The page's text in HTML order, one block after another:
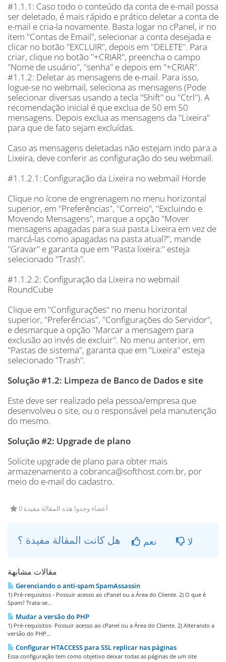
#1.1.1: Caso todo o conteúdo da conta de e-mail possa
ser deletado, é mais rápido e prático deletar a conta de
e-mail e cria-la novamente. Basta logar no cPanel, ir no
item "Contas de Email", selecionar a conta desejada e
clicar no botão "EXCLUIR", depois em "DELETE". Para
criar, clique no botão "+CRIAR", preencha o campo
"Nome de usuário", "senha" e depois em "+CRIAR".
#1.1.2: Deletar as mensagens de e-mail. Para isso,
logue-se no webmail, seleciona as mensagens (Pode
selecionar diversas usando a tecla "Shift" ou "Ctrl"). A
recomendação inicial é que exclua de 50 em 50
mensagens. Depois exclua as mensagens da "Lixeira"
para que de fato sejam excluídas.
Caso as mensagens deletadas não estejam indo para a
Lixeira, deve conferir as configuração do seu webmail.
#1.1.2.1: Configuração da Lixeira no webmail Horde
Clique no ícone de engrenagem no menu horizontal
superior, em "Preferências", "Correio", "Excluindo e
Movendo Mensagens", marque a opção "Mover
mensagens apagadas para sua pasta Lixeira em vez de
marcá-las como apagadas na pasta atual?", mande
"Gravar" e garanta que em "Pasta lixeira:" esteja
selecionado "Trash".
#1.1.2.2: Configuração da Lixeira no webmail
RoundCube
Clique em "Configurações" no menu horizontal
superior, "Preferências", "Configurações do Servidor",
e desmarque a opção "Marcar a mensagem para
exclusão ao invés de excluir". No menu anterior, em
"Pastas de sistema", garanta que em "Lixeira" esteja
selecionado "Trash".
Solução #1.2: Limpeza de Banco de Dados e site
Este deve ser realizado pela pessoa/empresa que
desenvolveu o site, ou o responsável pela manutenção
do mesmo.
Solução #2: Upgrade de plano
Solicite upgrade de plano para obter mais
armazenamento a cobranca@softhost.com.br, por
meio do e-mail do cadastro.
0 أعضاء وجدوا هذه المقالة مفيدة
نعم لا
مقالات مشابهة
Gerenciando o anti-spam SpamAssassin
1) Pré-requisitos - Possuir acesso ao cPanel ou a Área do Cliente. 2) O que é
Spam? Trata-se...
Mudar a versão do PHP
1) Pré-requisitos- Possuir acesso ao cPanel ou a Área do Cliente. 2) Alterando a
versão do PHP...
Configurar HTACCESS para SSL replicar nas páginas
Essa configuração tem como objetivo deixar todas as páginas de um site